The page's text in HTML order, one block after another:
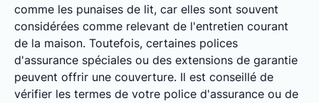
comme les punaises de lit, car elles sont souvent
considérées comme relevant de l'entretien courant
de la maison. Toutefois, certaines polices
d'assurance spéciales ou des extensions de garantie
peuvent offrir une couverture. Il est conseillé de
vérifier les termes de votre police d'assurance ou de